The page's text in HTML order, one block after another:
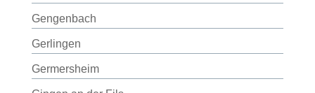
Gengenbach
Gerlingen
Germersheim